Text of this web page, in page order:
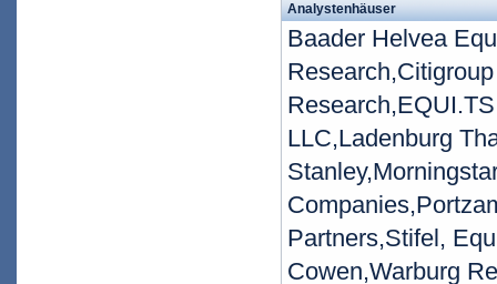
Analystenhäuser
Baader Helvea
LLC,Ladenburg
Partners,Stifel,
Cowen,Warburg